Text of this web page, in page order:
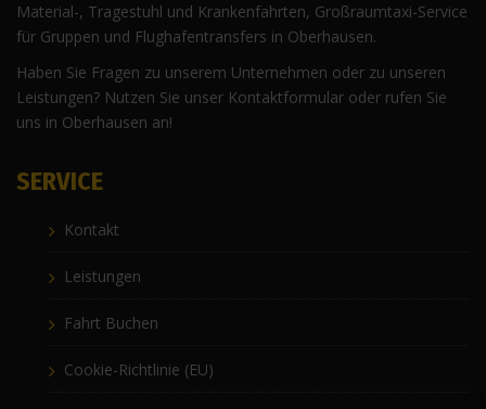
Material-, Tragestuhl und Krankenfahrten, Großraumtaxi-Service
für Gruppen und Flughafentransfers in Oberhausen.
Haben Sie Fragen zu unserem Unternehmen oder zu unseren
Leistungen? Nutzen Sie unser Kontaktformular oder rufen Sie
uns in Oberhausen an!
SERVICE
Kontakt
Leistungen
Fahrt Buchen
Cookie-Richtlinie (EU)